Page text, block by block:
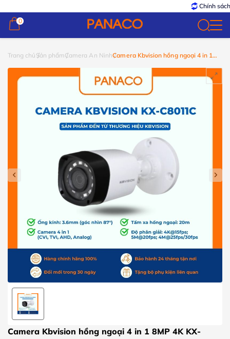
Chính sách
0
0
Trang chủ Sản phẩmCamera An NinhCamera Kbvision hồng ngoại 4 in 1
Camera Kbvision hồng ngoại 4 in 1 8MP 4K KX-